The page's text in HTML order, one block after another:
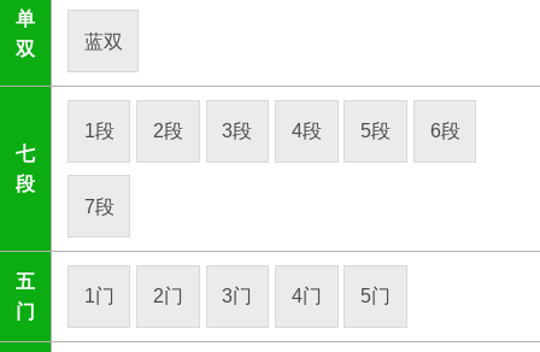
单
双
蓝双
七
段
1段 2段 3段 4段 5段 6段
7段
五
门
1门 2门 3门 4门 5门